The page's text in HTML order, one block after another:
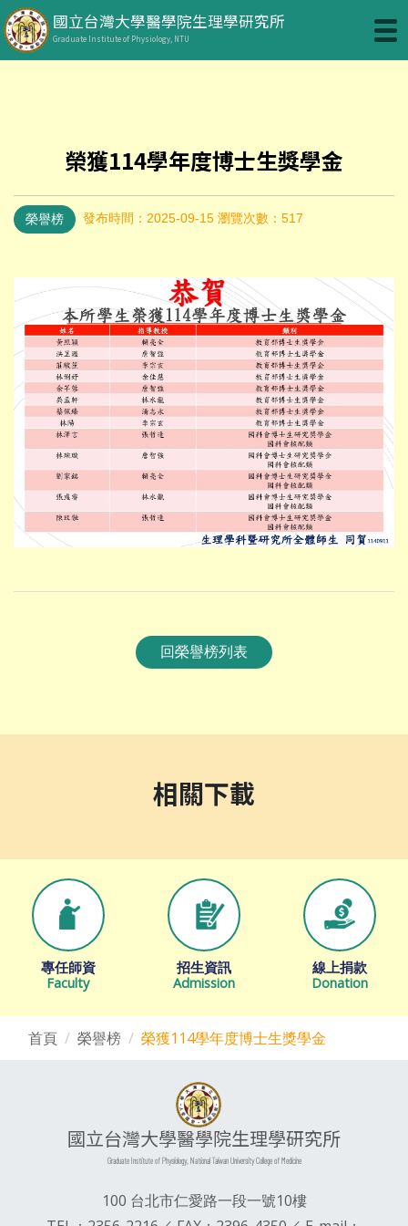
國立台灣大學醫學院生理學研究所
Graduate Institute of Physiology, NTU
榮獲114學年度博士生獎學金
榮譽榜 發布時間：2025-09-15 瀏覽次數：517
回榮譽榜列表
相關下載
專任師資
Faculty
招生資訊
Admission
線上捐款
Donation
首頁 榮譽榜 榮獲114學年度博士生獎學金
國立台灣大學醫學院生理學研究所
Graduate Institute of Physiology, National Taiwan University College of Medicine
100 台北市仁愛路一段一號10樓